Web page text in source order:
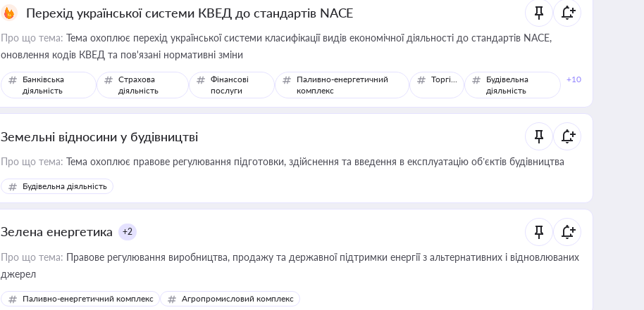
Перехід української системи КВЕД до стандартів NACE
Про що тема: Тема охоплює перехід української системи класифікації видів економічної діяльності до стандартів NACE,
оновлення кодів КВЕД та пов'язані нормативні зміни
Банківська
діяльність
Страхова
діяльність
Фінансові
послуги
Паливно-енергетичний
комплекс
Торгівля
Будівельна
діяльність
+10
Земельні відносини у будівництві
Про що тема: Тема охоплює правове регулювання підготовки, здійснення та введення в експлуатацію об’єктів будівництва
Будівельна діяльність
Зелена енергетика +2
Про що тема: Правове регулювання виробництва, продажу та державної підтримки енергії з альтернативних і відновлюваних
джерел
Паливно-енергетичний комплекс Агропромисловий комплекс